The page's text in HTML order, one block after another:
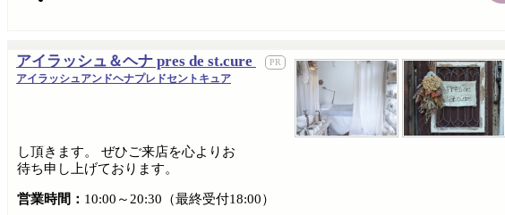
アイラッシュ＆ヘナ pres de st.cure
アイラッシュアンドヘナプレドセントキュア
し頂きます。 ぜひご来店を心よりお
待ち申し上げております。
営業時間： 10:00～20:30（最終受付18:00）